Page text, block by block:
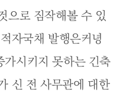
으로 짐작해볼 수 있
자국채 발행은커녕
가시키지 못하는 긴축
신 전 사무관에 대한